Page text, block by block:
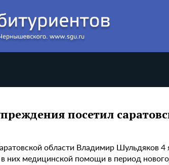
посетил
области Владимир Шульдяков
них медицинской помощи в период